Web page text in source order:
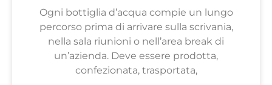
Ogni bottiglia d’acqua compie un lungo
percorso prima di arrivare sulla scrivania,
nella sala riunioni o nell’area break di
un’azienda. Deve essere prodotta,
confezionata, trasportata,